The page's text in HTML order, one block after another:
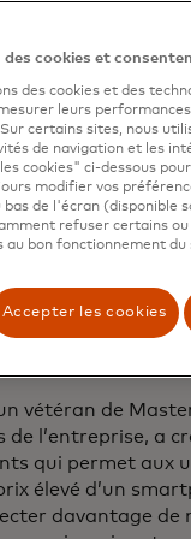
vos gains
parce que
beaucoup trop de
entreprises
qui peuvent se
de se creuser.
n’ont pas accès
et de
etKaiOS
numérique et
vétéran de
l’entreprise, a
qui permet aux
élevé d’un
davantage de
cookies et
des cookies et des
leurs
certains sites, nous
de navigation et les
cookies" ci-dessous
modifier vos
bas de l'écran (disponible
refuser certains
au bon fonctionnement du
Accepter les cookies